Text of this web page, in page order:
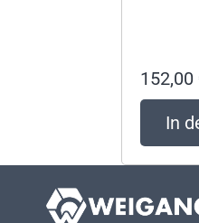
152,00
In